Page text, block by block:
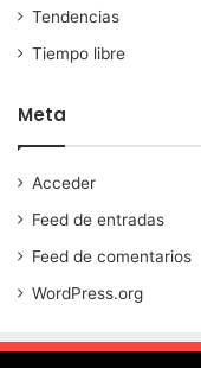
Tendencias
Tiempo libre
Meta
Acceder
Feed de entradas
Feed de comentarios
WordPress.org